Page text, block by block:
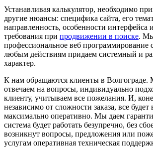
Устанавливая калькулятор, необходимо
другие нюансы: специфика сайта, его
направленность, особенности интерфейса
требования при продвижении в поиске.
профессиональное веб программирование
любым действиям придаем системный и
характер.
К нам обращаются клиенты в Волгограде.
отвечаем на вопросы, индивидуально
клиенту, учитываем все пожелания. И,
независимо от сложности заказа, все
максимально оперативно. Мы даем
система будет работать безупречно, без
возникнут вопросы, предложения или
услугам оперативная техническая